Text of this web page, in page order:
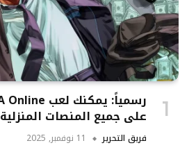
على جميع المنصات المنزلية
فريق التحرير 11 نوفمبر, 2025